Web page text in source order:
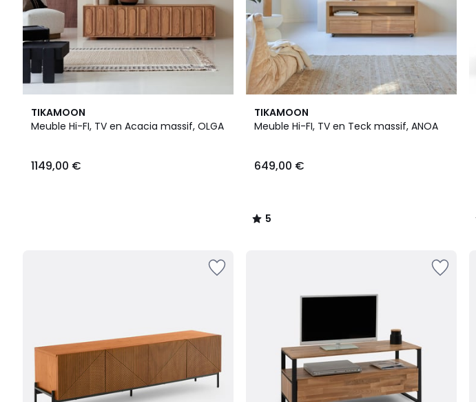
TIKAMOON
Meuble Hi-FI, TV en Acacia massif, OLGA
1149,00 €
TIKAMOON
Meuble Hi-FI, TV en Teck massif, ANOA
649,00 €
5
/
5
/